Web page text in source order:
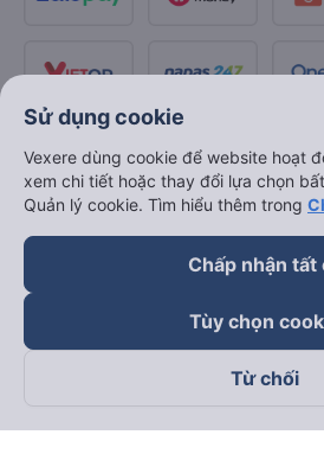
Facebook Tiktok Youtube
Sử dụng cookie
Vexere dùng cookie để website hoạt
xem chi tiết hoặc thay đổi lựa chọn
Quản lý cookie. Tìm hiểu thêm trong
Chấp nhận tất
Tùy chọn
Từ chối